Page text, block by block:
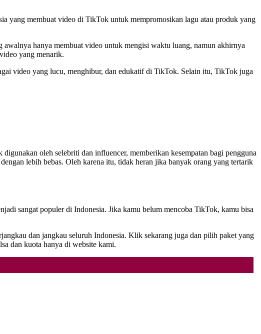
yang membuat video di TikTok untuk mempromosikan lagu atau produk yang
hanya membuat video untuk mengisi waktu luang, namun akhirnya
yang menarik.
video yang lucu, menghibur, dan edukatif di TikTok. Selain itu, TikTok juga
oleh selebriti dan influencer, memberikan kesempatan bagi pengguna
lebih bebas. Oleh karena itu, tidak heran jika banyak orang yang tertarik
sangat populer di Indonesia. Jika kamu belum mencoba TikTok, kamu bisa
dan jangkau seluruh Indonesia. Klik sekarang juga dan pilih paket yang
dan kuota hanya di website kami.